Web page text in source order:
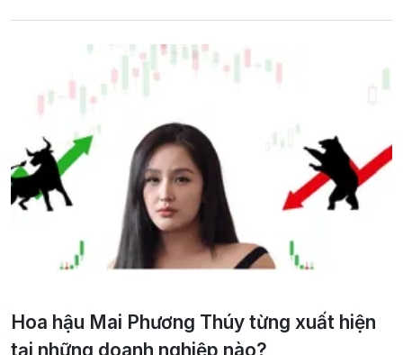
Hoa hậu Mai Phương Thúy từng xuất hiện
tại những doanh nghiệp nào?